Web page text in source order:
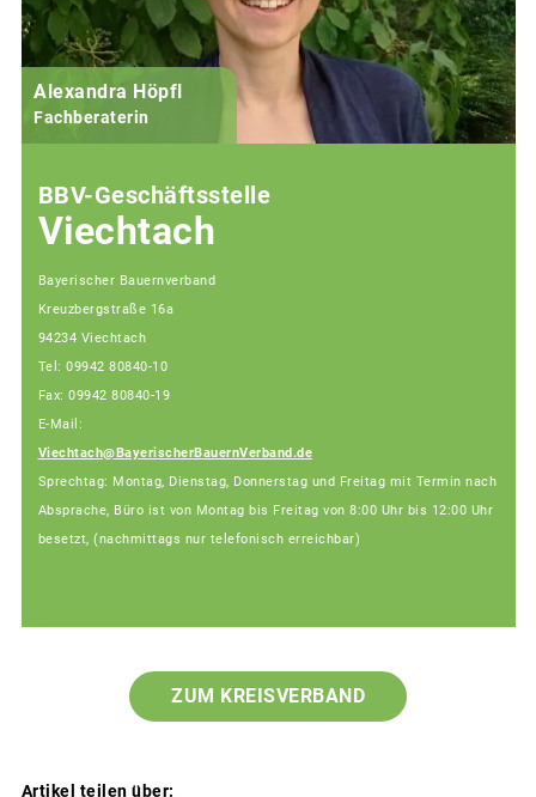
Alexandra Höpfl
Fachberaterin
BBV-Geschäftsstelle
Viechtach
Bayerischer Bauernverband
Kreuzbergstraße 16a
94234 Viechtach
Tel: 09942 80840-10
Fax: 09942 80840-19
E-Mail:
Viechtach@BayerischerBauernVerband.de
Sprechtag: Montag, Dienstag, Donnerstag und Freitag mit Termin nach
Absprache, Büro ist von Montag bis Freitag von 8:00 Uhr bis 12:00 Uhr
besetzt, (nachmittags nur telefonisch erreichbar)
ZUM KREISVERBAND
Artikel teilen über: